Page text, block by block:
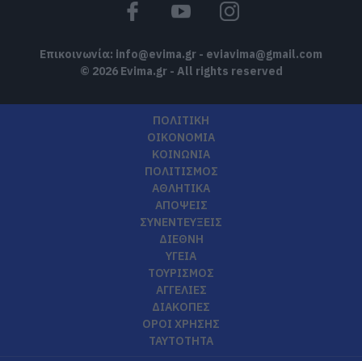
Επικοινωνία: info@evima.gr - eviavima@gmail.com
© 2026 Evima.gr - All rights reserved
ΠΟΛΙΤΙΚΗ
ΟΙΚΟΝΟΜΙΑ
ΚΟΙΝΩΝΙΑ
ΠΟΛΙΤΙΣΜΟΣ
ΑΘΛΗΤΙΚΑ
ΑΠΟΨΕΙΣ
ΣΥΝΕΝΤΕΥΞΕΙΣ
ΔΙΕΘΝΗ
ΥΓΕΙΑ
ΤΟΥΡΙΣΜΟΣ
ΑΓΓΕΛΙΕΣ
ΔΙΑΚΟΠΕΣ
ΟΡΟΙ ΧΡΗΣΗΣ
ΤΑΥΤΟΤΗΤΑ